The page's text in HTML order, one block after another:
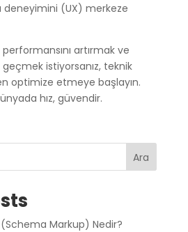
deneyimini (UX) merkeze
artırmak ve
istiyorsanız, teknik
optimize etmeye başlayın.
hız, güvendir.
Ara
(Schema Markup) Nedir?